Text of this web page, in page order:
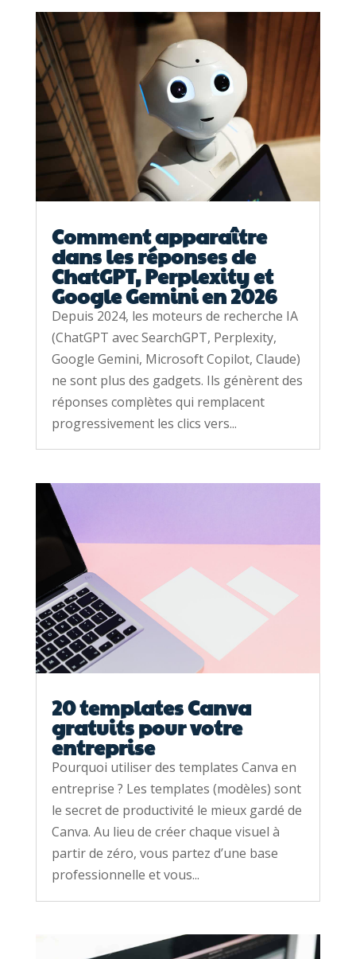
Comment apparaître
dans les réponses de
ChatGPT, Perplexity et
Google Gemini en 2026
Depuis 2024, les moteurs de recherche IA
(ChatGPT avec SearchGPT, Perplexity,
Google Gemini, Microsoft Copilot, Claude)
ne sont plus des gadgets. Ils génèrent des
réponses complètes qui remplacent
progressivement les clics vers...
20 templates Canva
gratuits pour votre
entreprise
Pourquoi utiliser des templates Canva en
entreprise ? Les templates (modèles) sont
le secret de productivité le mieux gardé de
Canva. Au lieu de créer chaque visuel à
partir de zéro, vous partez d’une base
professionnelle et vous...